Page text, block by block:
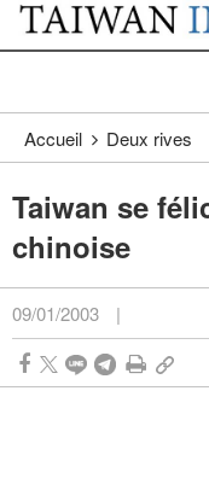
Passer au contenu
:::
Accueil Deux rives
Taiwan se
chinoise
09/01/2003 |